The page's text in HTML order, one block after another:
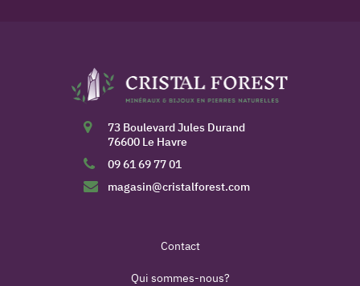
73 Boulevard Jules Durand
76600 Le Havre
09 61 69 77 01
magasin@cristalforest.com
Contact
Qui sommes-nous?